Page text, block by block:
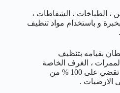
، الطباخات ، الشفاطات ،
بخبرة و باستخدام مواد تنظيف
بقيامه بتنظيف
، الغرف الخاصة
بالمرضى باستخدام مواد تنظيف تقضي على 100 % من
الارضيات .